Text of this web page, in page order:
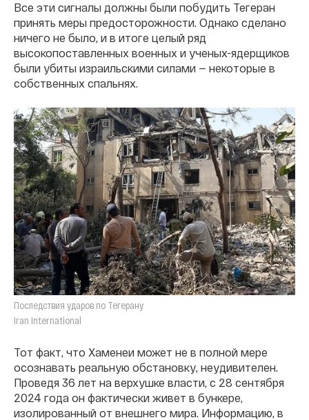
Все эти сигналы должны были побудить Тегеран
принять меры предосторожности. Однако сделано
ничего не было, и в итоге целый ряд
высокопоставленных военных и ученых-ядерщиков
были убиты израильскими силами — некоторые в
собственных спальнях.
Последствия ударов по Тегерану
Iran International
Тот факт, что Хаменеи может не в полной мере
осознавать реальную обстановку, неудивителен.
Проведя 36 лет на верхушке власти, с 28 сентября
2024 года он фактически живет в бункере,
изолированный от внешнего мира. Информацию, в